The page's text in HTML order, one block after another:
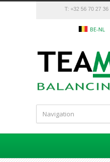
T: +32 56 70 27 36
BE-NL